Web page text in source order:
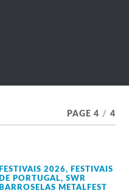
PAGE 4 / 4
FESTIVAIS 2026,
FESTIVAIS
DE PORTUGAL,SWR
BARROSELAS METALFEST